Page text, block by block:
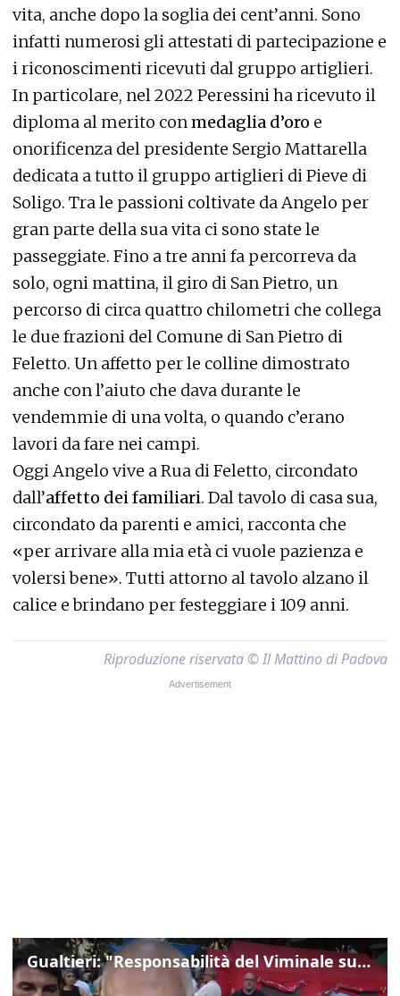
vita, anche dopo la soglia dei cent’anni. Sono
infatti numerosi gli attestati di partecipazione e
i riconoscimenti ricevuti dal gruppo artiglieri.
In particolare, nel 2022 Peressini ha ricevuto il
diploma al merito conmedaglia d’oro e
onorificenza del presidente Sergio Mattarella
dedicata a tutto il gruppo artiglieri di Pieve di
Soligo. Tra le passioni coltivate da Angelo per
gran parte della sua vita ci sono state le
passeggiate. Fino a tre anni fa percorreva da
solo, ogni mattina, il giro di San Pietro, un
percorso di circa quattro chilometri che collega
le due frazioni del Comune di San Pietro di
Feletto. Un affetto per le colline dimostrato
anche con l’aiuto che dava durante le
vendemmie di una volta, o quando c’erano
lavori da fare nei campi.
Oggi Angelo vive a Rua di Feletto, circondato
dall’affetto dei familiari. Dal tavolo di casa sua,
circondato da parenti e amici, racconta che
«per arrivare alla mia età ci vuole pazienza e
volersi bene». Tutti attorno al tavolo alzano il
calice e brindano per festeggiare i 109 anni.
Riproduzione riservata © Il Mattino di Padova
Gualtieri: "Responsabilità del Viminale su Spin Time? La posizione dei partiti è nota"